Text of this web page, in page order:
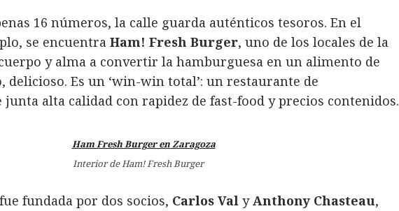
16 números, la calle guarda auténticos tesoros. En el
se encuentra Ham! Fresh Burger, uno de los locales de la
y alma a convertir la hamburguesa en un alimento de
delicioso. Es un ‘win-win total’: un restaurante de
junta alta calidad con rapidez de fast-food y precios contenidos.
Interior de Ham! Fresh Burger
fundada por dos socios, Carlos Val yAnthony Chasteau,